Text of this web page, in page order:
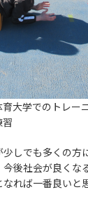
大学でのトレー
しでも多くの方
後社会が良く
れば一番良いと